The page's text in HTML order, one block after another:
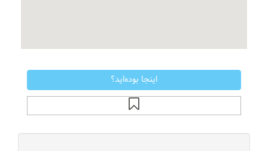
اینجا بوده‌اید؟